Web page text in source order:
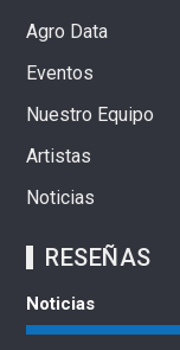
Agro Data
Eventos
Nuestro Equipo
Artistas
Noticias
RESEÑAS
Noticias